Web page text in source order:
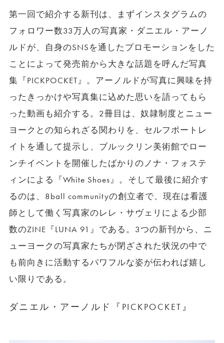
第一回で紹介する新刊は、まずインスタグラムの
フォロワー数33万人の写真家・ダニエル・アーノ
ルドが、自身のSNSを通したプロモーションをした
ことによって発売前から大きな話題を呼んだ写真
集『PICKPOCKET』。アーノルドが写真に興味を持
ったきっかけや写真集に込めた思いを語ってもら
った動画も紹介する。2冊目は、奴隷制度とニュー
ヨークとの知られざる関わりを、セルフポートレ
イトを通して提示し、ブルックリン美術館でロー
ンチイベントを開催したばかりのノナ・フォステ
ィンによる『White Shoes』。そして最後に紹介す
るのは、8ball communityの創立者で、現在は看護
師として働く写真家のレレ・サヴェリによる少部
数のZINE『LUNA 91』である。3つの新刊から、ニ
ューヨークの写真家たちが閉ざされた状況の中で
も前向きに活動するパワフルな姿が伝われば嬉し
い限りである。
ダニエル・アーノルド『PICKPOCKET』